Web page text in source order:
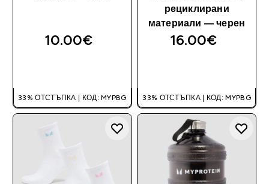
10.00€‎
33% ОТСТЪПКА | КОД: MYPBG
рециклирани
материали — черен
16.00€‎
33% ОТСТЪПКА | КОД: MYPBG